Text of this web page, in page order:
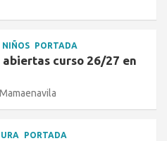
NIÑOS PORTADA
curso 26/27 en
Mamaenavila
PORTADA